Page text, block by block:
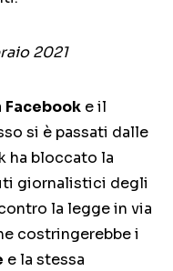
2021
Facebook e il
si è passati dalle
ha bloccato la
giornalistici degli
la legge in via
costringerebbe i
e la stessa